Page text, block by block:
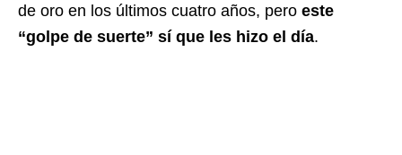
de oro en los últimos cuatro años, pero este
“golpe de suerte” sí que les hizo el día.